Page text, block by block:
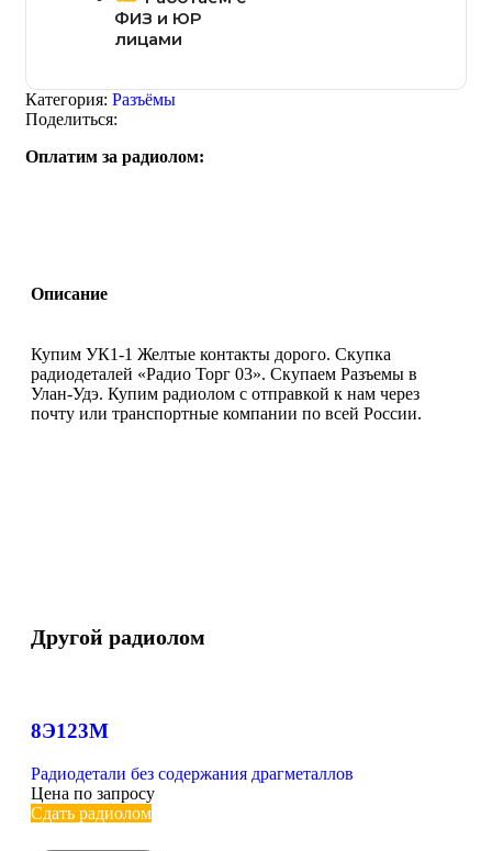
ФИЗ и ЮР
лицами
Категория: Разъёмы
Поделиться:
Оплатим за радиолом:
Описание
Купим УК1-1 Желтые контакты дорого. Скупка
радиодеталей «Радио Торг 03». Скупаем Разъемы в
Улан-Удэ. Купим радиолом с отправкой к нам через
почту или транспортные компании по всей России.
Другой радиолом
8Э123М
Радиодетали без содержания драгметаллов
Цена по запросу
Сдать радиолом